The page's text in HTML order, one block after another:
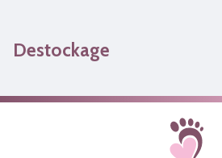
Destockage